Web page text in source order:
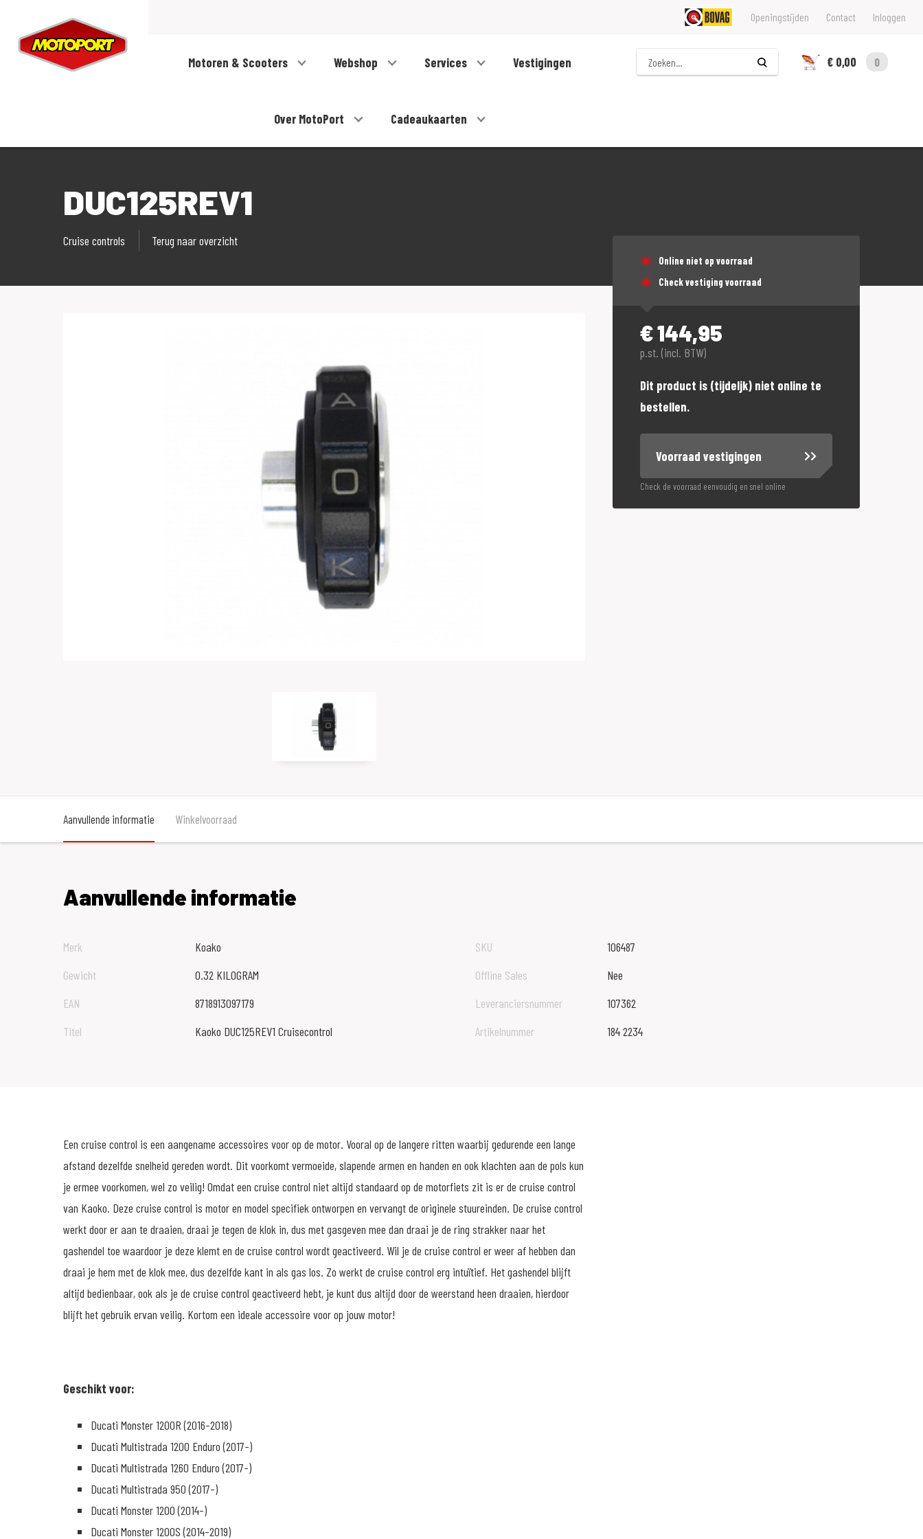
Openingstijden Contact Inloggen
Motoren & Scooters Webshop Services Vestigingen
Over MotoPort Cadeaukaarten
Zoeken
€ 0,00
0
DUC125REV1
Cruise controls Terug naar overzicht
Online niet op voorraad
Check vestiging voorraad
€144,95
p.st. (incl. BTW)
Dit product is (tijdeljk) niet online te
bestellen.
Voorraad vestigingen
Check de voorraad eenvoudig en snel online
Aanvullende informatie Winkelvoorraad
Aanvullende informatie
Merk
Koako
Gewicht
0.32 KILOGRAM
EAN
8718913097179
Titel
Kaoko DUC125REV1 Cruisecontrol
SKU
106487
Offline Sales
Nee
Leveranciersnummer
107362
Artikelnummer
184 2234
Een cruise control is een aangename accessoires voor op de motor. Vooral op de langere ritten waarbij gedurende een lange
afstand dezelfde snelheid gereden wordt. Dit voorkomt vermoeide, slapende armen en handen en ook klachten aan de pols kun
je ermee voorkomen, wel zo veilig! Omdat een cruise control niet altijd standaard op de motorfiets zit is er de cruise control
van Kaoko. Deze cruise control is motor en model specifiek ontworpen en vervangt de originele stuureinden. De cruise control
werkt door er aan te draaien, draai je tegen de klok in, dus met gasgeven mee dan draai je de ring strakker naar het
gashendel toe waardoor je deze klemt en de cruise control wordt geactiveerd. Wil je de cruise control er weer af hebben dan
draai je hem met de klok mee, dus dezelfde kant in als gas los. Zo werkt de cruise control erg intuïtief. Het gashendel blijft
altijd bedienbaar, ook als je de cruise control geactiveerd hebt, je kunt dus altijd door de weerstand heen draaien, hierdoor
blijft het gebruik ervan veilig. Kortom een ideale accessoire voor op jouw motor!
Geschikt voor:
Ducati Monster 1200R (2016-2018)
Ducati Multistrada 1200 Enduro (2017-)
Ducati Multistrada 1260 Enduro (2017-)
Ducati Multistrada 950 (2017-)
Ducati Monster 1200 (2014-)
Ducati Monster 1200S (2014-2019)